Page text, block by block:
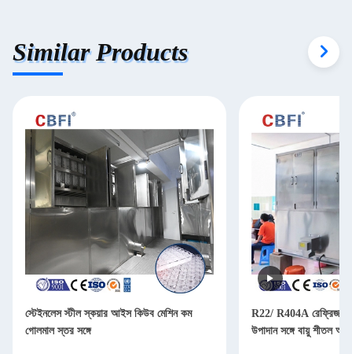
Similar Products
স্টেইনলেস স্টীল স্কয়ার আইস কিউব মেশিন কম
গোলমাল স্তর সঙ্গে
R22/ R404A
উপাদান সঙ্গে বায়ু শীতল